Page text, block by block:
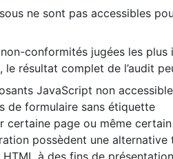
ne sont pas accessibles
conformités jugées les
le résultat complet de l’audit
JavaScript non
de formulaire sans étiquette
certaine page ou même
possèdent une alternative
à des fins de